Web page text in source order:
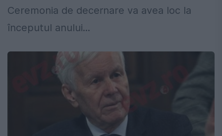
Ceremonia de decernare va avea loc la
începutul anului...